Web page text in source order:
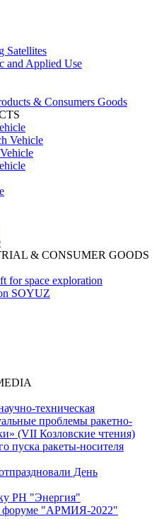
Satellites
and Applied Use
& Consumers Goods
Vehicle
& CONSUMER GOODS
for space exploration
SOYUZ
техническая
проблемы ракетно-
(VII Козловские чтения)
пуска ракеты-носителя
День
РН "Энергия"
форуме "АРМИЯ-2022"